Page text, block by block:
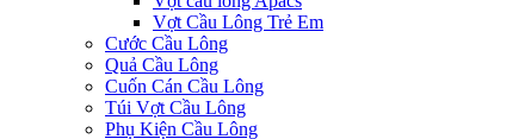
Vợt Cầu Lông Trẻ Em
Cước Cầu Lông
Quả Cầu Lông
Cuốn Cán Cầu Lông
Túi Vợt Cầu Lông
Phụ Kiện Cầu Lông